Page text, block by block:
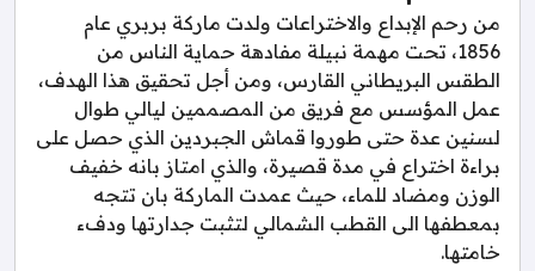
من رحم الإبداع والاختراعات ولدت ماركة بربري عام
1856، تحت مهمة نبيلة مفادهة حماية الناس من
الطقس البريطاني القارس، ومن أجل تحقيق هذا الهدف،
عمل المؤسس مع فريق من المصممين ليالي طوال
لسنين عدة حتى طوروا قماش الجبردين الذي حصل على
براءة اختراع في مدة قصيرة، والذي امتاز بانه خفيف
الوزن ومضاد للماء، حيث عمدت الماركة بان تتجه
بمعطفها الى القطب الشمالي لتثبت جدارتها ودفء
خامتها.